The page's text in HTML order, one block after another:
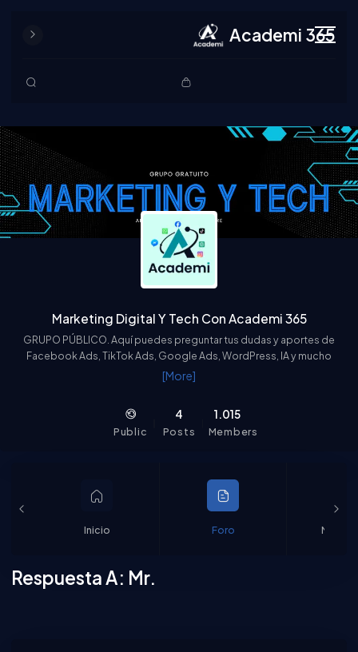
Academi 365
Marketing Digital Y Tech Con Academi 365
GRUPO PÚBLICO. Aquí puedes preguntar tus dudas y aportes de
Facebook Ads, TikTok Ads, Google Ads, WordPress, IA y mucho
más. Nuestra comunidad responde y ocasionalmente, también
[More]
Public
4
Posts
1.015
Members
Inicio Foro
Respuesta A: Mr.